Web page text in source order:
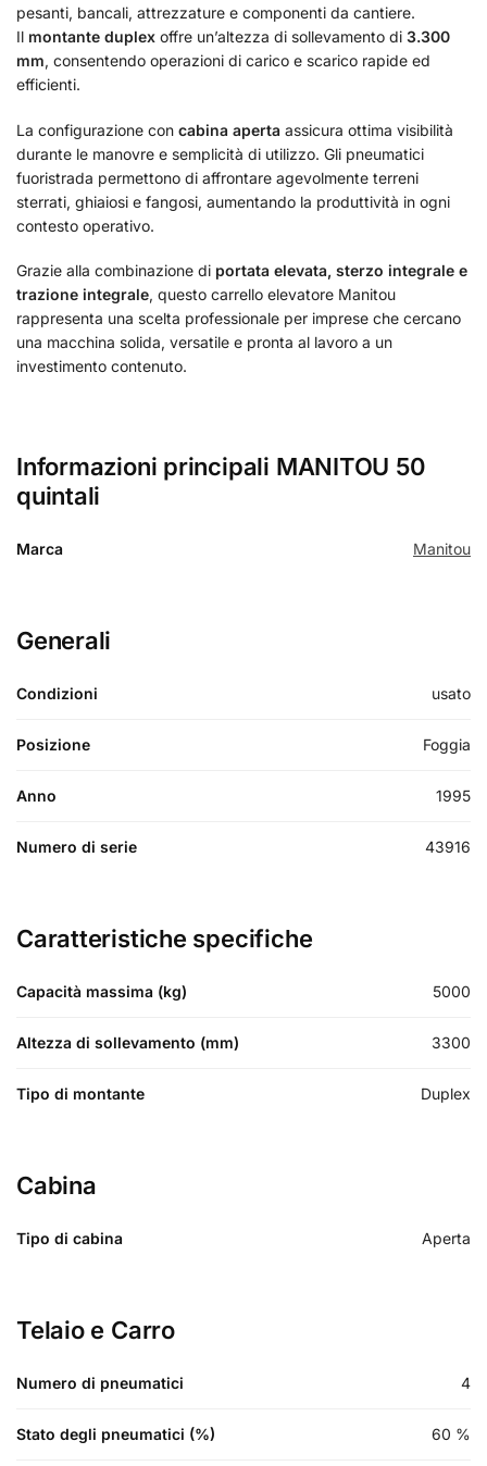
pesanti, bancali, attrezzature e componenti da cantiere.
Il montante duplex offre un’altezza di sollevamento di 3.300
mm, consentendo operazioni di carico e scarico rapide ed
efficienti.
La configurazione con cabina aperta assicura ottima visibilità
durante le manovre e semplicità di utilizzo. Gli pneumatici
fuoristrada permettono di affrontare agevolmente terreni
sterrati, ghiaiosi e fangosi, aumentando la produttività in ogni
contesto operativo.
Grazie alla combinazione di portata elevata, sterzo integrale e
trazione integrale, questo carrello elevatore Manitou
rappresenta una scelta professionale per imprese che cercano
una macchina solida, versatile e pronta al lavoro a un
investimento contenuto.
Informazioni principali MANITOU 50
quintali
Marca Manitou
Generali
Condizioni usato
Posizione Foggia
Anno 1995
Numero di serie 43916
Caratteristiche specifiche
Capacità massima (kg) 5000
Altezza di sollevamento (mm) 3300
Tipo di montante Duplex
Cabina
Tipo di cabina Aperta
Telaio e Carro
Numero di pneumatici 4
Stato degli pneumatici (%) 60 %